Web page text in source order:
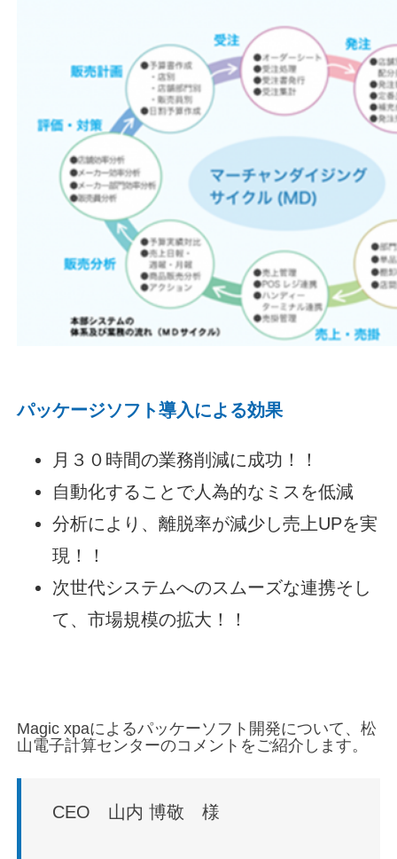
パッケージソフト導入による効果
月３０時間の業務削減に成功！！
自動化することで人為的なミスを低減
分析により、離脱率が減少し売上UPを実
現！！
次世代システムへのスムーズな連携そし
て、市場規模の拡大！！
Magic xpaによるパッケーソフト開発について、松
山電子計算センターのコメントをご紹介します。
CEO 山内 博敬 様